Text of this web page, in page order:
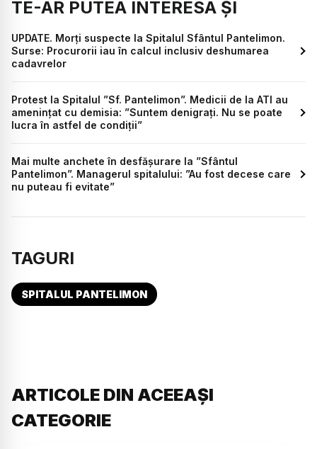
TE-AR PUTEA INTERESA ȘI
UPDATE. Morți suspecte la Spitalul Sfântul Pantelimon.
Surse: Procurorii iau în calcul inclusiv deshumarea
cadavrelor
Protest la Spitalul ”Sf. Pantelimon”. Medicii de la ATI au
amenințat cu demisia: ”Suntem denigrați. Nu se poate
lucra în astfel de condiții”
Mai multe anchete în desfășurare la ”Sfântul
Pantelimon”. Managerul spitalului: ”Au fost decese care
nu puteau fi evitate”
TAGURI
SPITALUL PANTELIMON
ARTICOLE DIN ACEEAȘI
CATEGORIE